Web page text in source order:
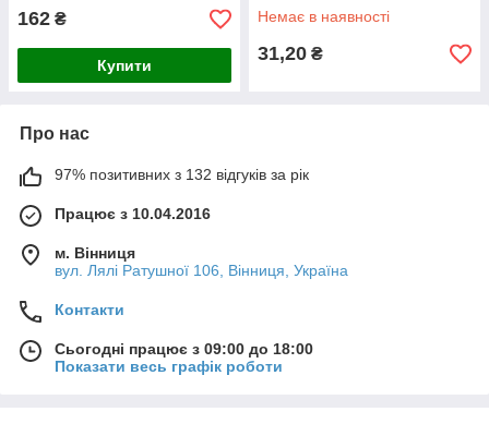
162 ₴
Купити
Немає в наявності
31,20 ₴
Про нас
97% позитивних з 132 відгуків за рік
Працює з 10.04.2016
м. Вінниця
вул. Лялі Ратушної 106, Вінниця, Україна
Контакти
Сьогодні працює з 09:00 до 18:00
Показати весь графік роботи